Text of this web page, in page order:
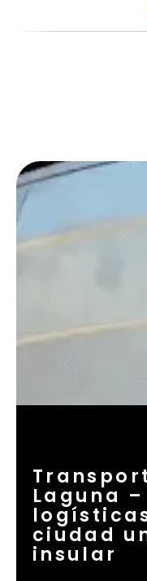
Laguna
ciudad
insular